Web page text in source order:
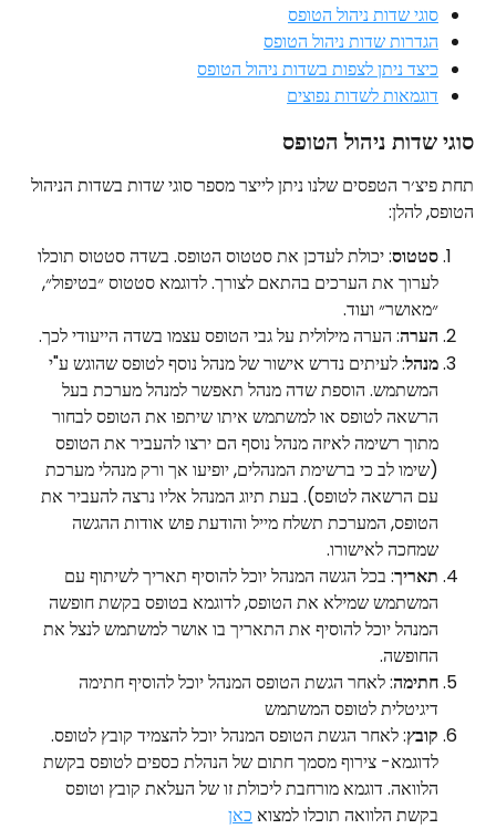
סוגי שדות ניהול הטופס
הגדרות שדות ניהול הטופס
כיצד ניתן לצפות בשדות ניהול הטופס
דוגמאות לשדות נפוצים
סוגי שדות ניהול הטופס
תחת פיצ׳ר הטפסים שלנו ניתן לייצר מספר סוגי שדות בשדות הניהול
הטופס, להלן:
סטטוס: יכולת לעדכן את סטטוס הטופס. בשדה סטטוס תוכלו
לערוך את הערכים בהתאם לצורך. לדוגמא סטטוס ״בטיפול״,
״מאושר״ ועוד.
הערה: הערה מילולית על גבי הטופס עצמו בשדה הייעודי לכך.
מנהל: לעיתים נדרש אישור של מנהל נוסף לטופס שהוגש ע"י
המשתמש. הוספת שדה מנהל תאפשר למנהל מערכת בעל
הרשאה לטופס או למשתמש איתו שיתפו את הטופס לבחור
מתוך רשימה לאיזה מנהל נוסף הם ירצו להעביר את הטופס
(שימו לב כי ברשימת המנהלים, יופיעו אך ורק מנהלי מערכת
עם הרשאה לטופס). בעת תיוג המנהל אליו נרצה להעביר את
הטופס, המערכת תשלח מייל והודעת פוש אודות ההגשה
שמחכה לאישורו.
תאריך: בכל הגשה המנהל יוכל להוסיף תאריך לשיתוף עם
המשתמש שמילא את הטופס, לדוגמא בטופס בקשת חופשה
המנהל יוכל להוסיף את התאריך בו אושר למשתמש לנצל את
החופשה.
חתימה: לאחר הגשת הטופס המנהל יוכל להוסיף חתימה
דיגיטלית לטופס המשתמש
קובץ: לאחר הגשת הטופס המנהל יוכל להצמיד קובץ לטופס.
לדוגמא- צירוף מסמך חתום של הנהלת כספים לטופס בקשת
הלוואה. דוגמא מורחבת ליכולת זו של העלאת קובץ וטופס
בקשת הלוואה תוכלו למצוא כאן